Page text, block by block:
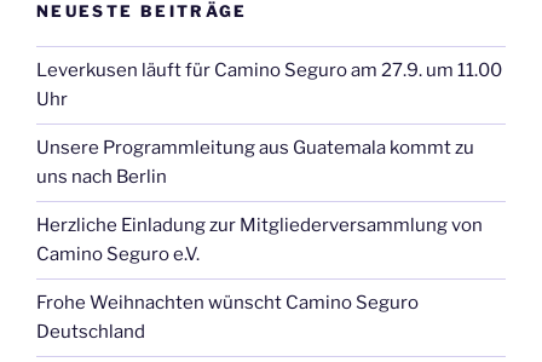
NEUESTE BEITRÄGE
Leverkusen läuft für Camino Seguro am 27.9. um 11.00
Uhr
Unsere Programmleitung aus Guatemala kommt zu
uns nach Berlin
Herzliche Einladung zur Mitgliederversammlung von
Camino Seguro e.V.
Frohe Weihnachten wünscht Camino Seguro
Deutschland